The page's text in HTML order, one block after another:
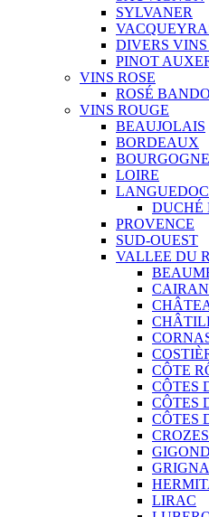
SYLVANER
DIVERS
PINOT
VINS ROSE
ROSÉ
VINS ROUGE
BEAUJOLAIS
BORDEAUX
BOURGOGNE
LOIRE
DUCHÉ
PROVENCE
SUD-OUEST
VALLEE DU
CÔTE
CÔTES
CÔTES
CÔTES
LIRAC